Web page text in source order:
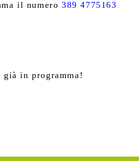
il numero389 4775163
già in programma!